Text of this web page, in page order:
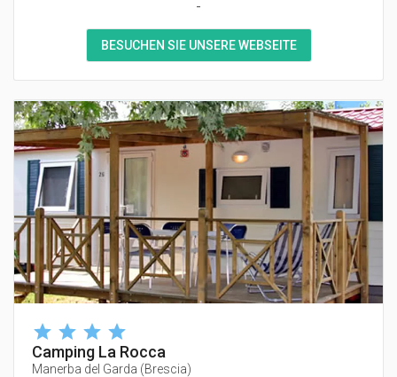
-
BESUCHEN SIE UNSERE WEBSEITE
Camping La Rocca
Manerba del Garda (Brescia)